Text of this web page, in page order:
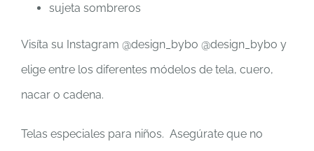
sujeta sombreros
Visíta su Instagram @design_bybo @design_bybo y
elige entre los diferentes módelos de tela, cuero,
nacar o cadena.
Telas especiales para niños. Asegúrate que no